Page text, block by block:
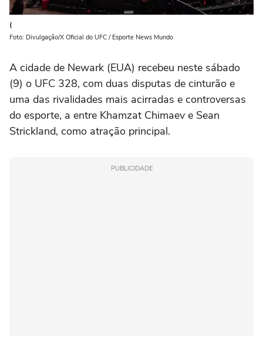
(
Foto: Divulgação/X Oficial do UFC / Esporte News Mundo
A cidade de Newark (EUA) recebeu neste sábado
(9) o UFC 328, com duas disputas de cinturão e
uma das rivalidades mais acirradas e controversas
do esporte, a entre Khamzat Chimaev e Sean
Strickland, como atração principal.
PUBLICIDADE